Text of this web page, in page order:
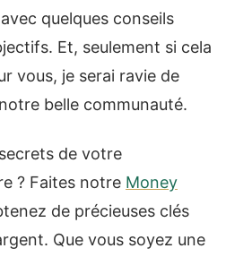
quelques conseils
Et, seulement si cela
vous, je serai ravie de
belle communauté.
de votre
? Faites notre Money
de précieuses clés
Que vous soyez une